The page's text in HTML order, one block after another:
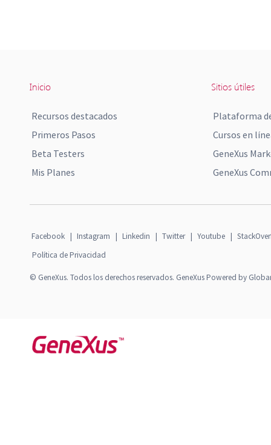
Inicio
Recursos destacados
Primeros Pasos
Beta Testers
Mis Planes
Sitios útiles
Plataforma
Cursos en
GeneXus
GeneXus
Facebook | Instagram | Linkedin | Twitter | Youtube |
Política de Privacidad
© GeneXus. Todos los derechos reservados. GeneXus Powered by